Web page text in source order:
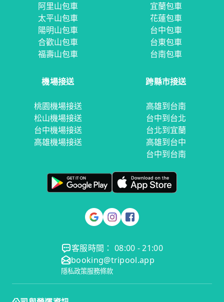
阿里山包車
太平山包車
陽明山包車
合歡山包車
福壽山包車
宜蘭包車
花蓮包車
台中包車
台東包車
台南包車
機場接送
桃園機場接送
松山機場接送
台中機場接送
高雄機場接送
跨縣市接送
高雄到台南
台中到台北
台北到宜蘭
高雄到台中
台中到台南
客服時間： 08:00 - 21:00
booking@tripool.app
隱私政策服務條款